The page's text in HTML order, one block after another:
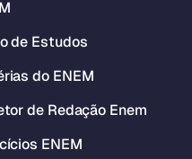
de Estudos
do ENEM
de Redação Enem
ENEM